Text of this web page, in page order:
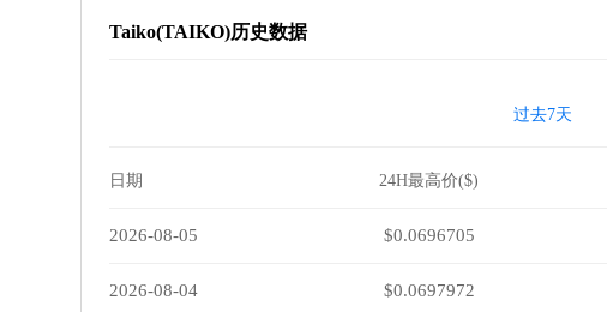
Taiko(TAIKO)历史数据
过去7天
日期 24H最高价($)
2026-08-05 $0.0696705
2026-08-04 $0.0697972